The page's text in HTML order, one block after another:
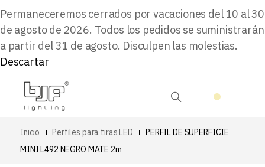
Permaneceremos cerrados por vacaciones del 10 al 30
de agosto de 2026. Todos los pedidos se suministrarán
a partir del 31 de agosto. Disculpen las molestias.
Descartar
Inicio Perfiles para tiras LED
PERFIL DE SUPERFICIE
MINI L492 NEGRO MATE 2m